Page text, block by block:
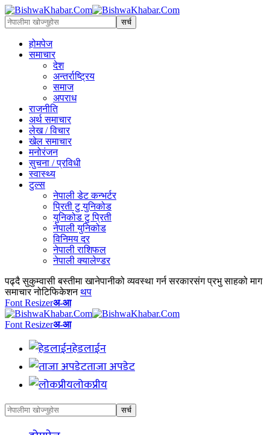
होमपेज
समाचार
देश
अन्तर्राष्ट्रिय
समाज
अपराध
राजनीति
अर्थ समाचार
लेख / विचार
खेल समाचार
मनोरंजन
सुचना / प्रविधी
स्वास्थ्य
टुल्स
नेपाली डेट कन्भर्टर
प्रिती टु युनिकोड
युनिकोड टु प्रिती
नेपाली युनिकोड
विनिमय दर
नेपाली राशिफल
नेपाली क्यालेण्डर
पढ्दै सुकुम्वासी बस्तीमा खानेपानीको व्यवस्था गर्न सरकारसंग प्रभु साहको माग
समाचार नोटिफिकेशन थप
Font Resizerअ-आ
Font Resizerअ-आ
हेडलाईन
ताजा अपडेट
लोकप्रीय